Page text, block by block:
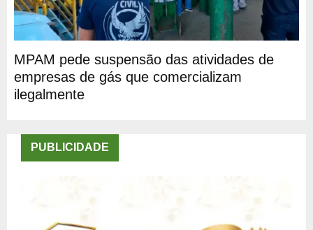
MPAM pede suspensão das atividades de
empresas de gás que comercializam
ilegalmente
PUBLICIDADE